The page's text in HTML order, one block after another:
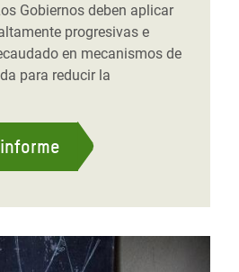
Gobiernos deben aplicar
progresivas e
en mecanismos de
para reducir la